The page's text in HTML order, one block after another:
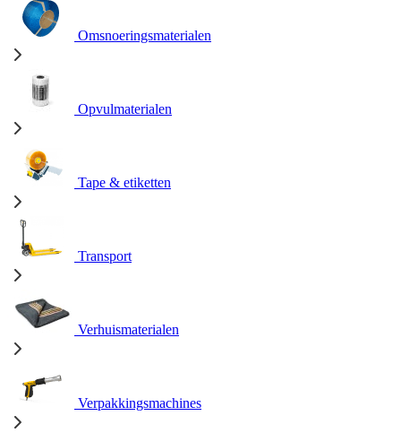
Omsnoeringsmaterialen
Opvulmaterialen
Tape & etiketten
Transport
Verhuismaterialen
Verpakkingsmachines